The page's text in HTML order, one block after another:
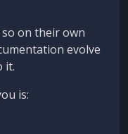
on their own
evolve
it.
is: